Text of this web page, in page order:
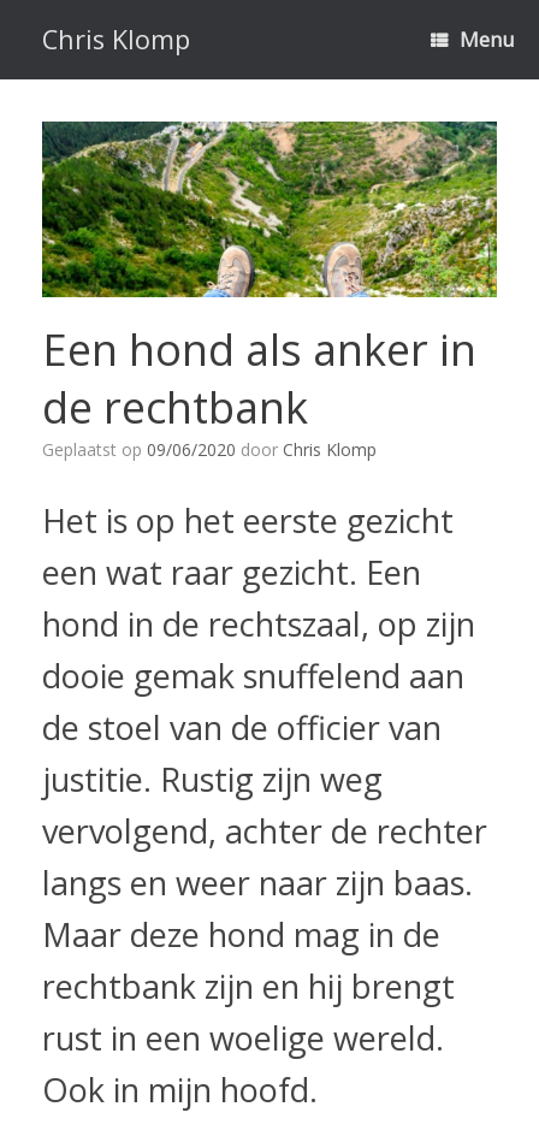
inhoud
Chris Klomp Menu
Een hond als anker in
de rechtbank
Geplaatst op 09/06/2020 door Chris Klomp
Het is op het eerste gezicht
een wat raar gezicht. Een
hond in de rechtszaal, op zijn
dooie gemak snuffelend aan
de stoel van de officier van
justitie. Rustig zijn weg
vervolgend, achter de rechter
langs en weer naar zijn baas.
Maar deze hond mag in de
rechtbank zijn en hij brengt
rust in een woelige wereld.
Ook in mijn hoofd.